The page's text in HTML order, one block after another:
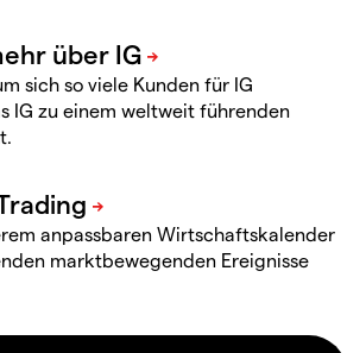
sich so viele Kunden für IG
IG zu einem weltweit führenden
anpassbaren Wirtschaftskalender
marktbewegenden Ereignisse